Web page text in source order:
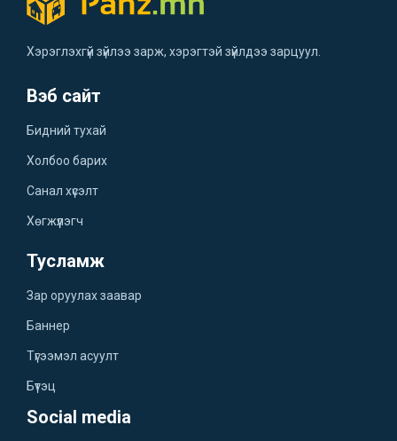
Хэрэглэхгүй зүйлээ зарж, хэрэгтэй зүйлдээ зарцуул.
Вэб сайт
Бидний тухай
Холбоо барих
Санал хүсэлт
Хөгжүүлэгч
Тусламж
Зар оруулах заавар
Баннер
Түгээмэл асуулт
Бүтэц
Social media